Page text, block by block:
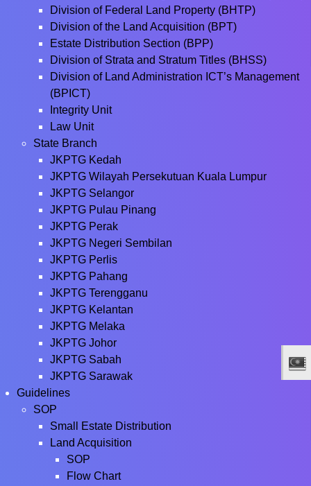
Division of Federal Land Property (BHTP)
Division of the Land Acquisition (BPT)
Estate Distribution Section (BPP)
Division of Strata and Stratum Titles (BHSS)
Division of Land Administration ICT’s Management
(BPICT)
Integrity Unit
Law Unit
State Branch
JKPTG Kedah
JKPTG Wilayah Persekutuan Kuala Lumpur
JKPTG Selangor
JKPTG Pulau Pinang
JKPTG Perak
JKPTG Negeri Sembilan
JKPTG Perlis
JKPTG Pahang
JKPTG Terengganu
JKPTG Kelantan
JKPTG Melaka
JKPTG Johor
JKPTG Sabah
JKPTG Sarawak
Guidelines
SOP
Small Estate Distribution
Land Acquisition
SOP
Flow Chart